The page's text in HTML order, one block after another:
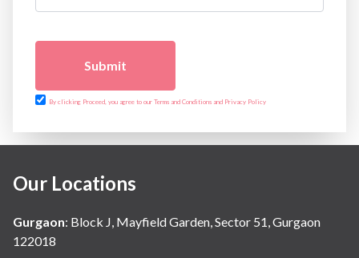
Submit
By clicking Proceed, you agree to our Terms and Conditions and Privacy Policy
Our Locations
Gurgaon: Block J, Mayfield Garden, Sector 51, Gurgaon
122018